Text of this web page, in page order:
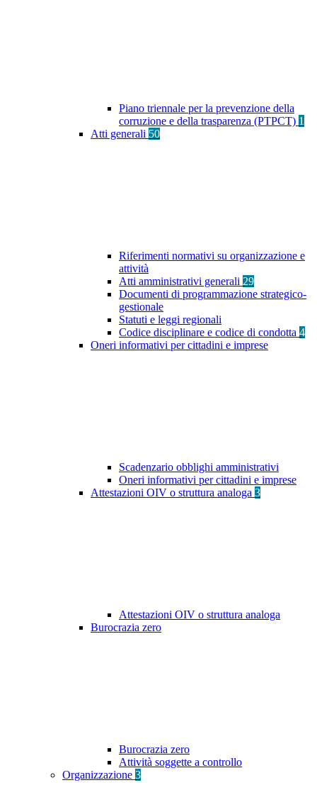
Piano triennale per la prevenzione della
corruzione e della trasparenza (PTPCT) 1
Atti generali 50
Riferimenti normativi su organizzazione e
attività
Atti amministrativi generali 29
Documenti di programmazione strategico-
gestionale
Statuti e leggi regionali
Codice disciplinare e codice di condotta 4
Oneri informativi per cittadini e imprese
Scadenzario obblighi amministrativi
Oneri informativi per cittadini e imprese
Attestazioni OIV o struttura analoga 3
Attestazioni OIV o struttura analoga
Burocrazia zero
Burocrazia zero
Attività soggette a controllo
Organizzazione 3